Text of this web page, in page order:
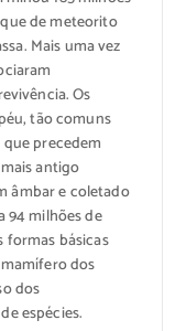
de meteorito
Mais uma vez
Os
tão comuns
precedem
antigo
âmbar e coletado
94 milhões de
formas básicas
dos
dos
espécies.